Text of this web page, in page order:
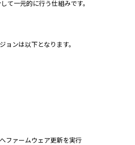
に関するお問合せ
のOA機器の導入ご検討、
他のお問合せ
て一元的に行う仕組みです。
ンは以下となります。
ファームウェア更新を実行